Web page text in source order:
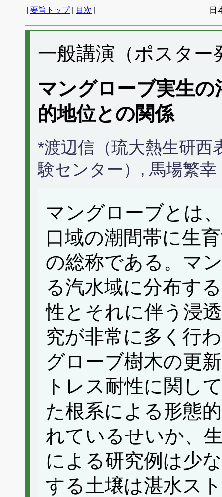
要旨トップ| 目次 日
一般講演（ポスター
マングローブ実生
的地位との関係
*渡辺信（琉大熱生研西
験センター）, 馬場繁
マングローブとは
口域の潮間帯に生
の総称である。マ
る汽水域に分布す
性とそれに伴う浸
究が非常に多く行
グローブ樹木の更
トレス耐性に関し
た根系による形態
れているせいか、
による研究例は少
する土壌は湛水ス